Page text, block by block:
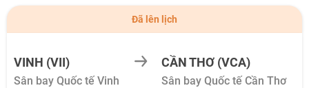
Đã lên lịch
VINH (VII) CẦN THƠ (VCA)
Sân bay Quốc tế Vinh Sân bay Quốc tế Cần Thơ